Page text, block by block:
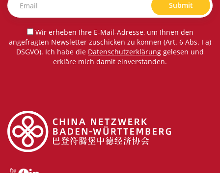
Submit
Wir erheben Ihre E-Mail-Adresse, um Ihnen den
angefragten Newsletter zuschicken zu können (Art. 6 Abs. I a)
DSGVO). Ich habe die Datenschutzerklärung gelesen und
erkläre mich damit einverstanden.